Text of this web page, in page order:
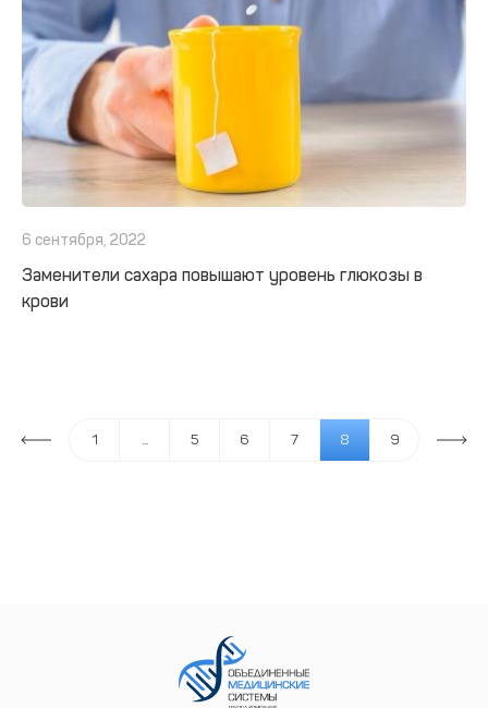
6 сентября, 2022
Заменители сахара повышают уровень глюкозы в
крови
1 5 6 7 8 9